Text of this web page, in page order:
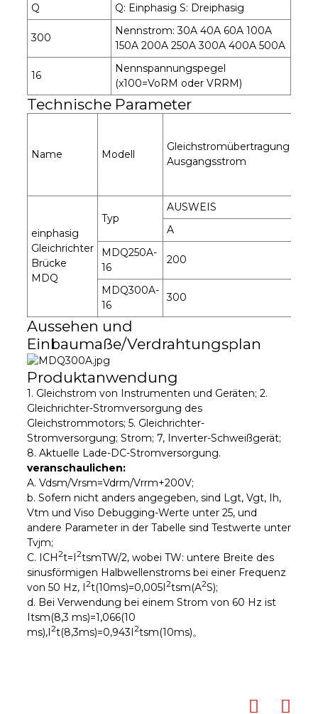
Q
Q: Einphasig S: Dreiphasig
300
Nennstrom: 30A 40A 60A 100A
150A 200A 250A 300A 400A 500A
16
Nennspannungspegel
(x100=VoRM oder VRRM)
Technische Parameter
Name Modell
Gleichstromübertragung
Ausgangsstrom
einphasig
Gleichrichter
Brücke
MDQ
Typ
AUSWEIS
A
MDQ250A-
16
200
MDQ300A-
16
300
Aussehen und
Einbaumaße/Verdrahtungsplan
Produktanwendung
1. Gleichstrom von Instrumenten und Geräten; 2.
Gleichrichter-Stromversorgung des
Gleichstrommotors; 5. Gleichrichter-
Stromversorgung; Strom; 7, Inverter-Schweißgerät;
8. Aktuelle Lade-DC-Stromversorgung.
veranschaulichen:
A. Vdsm/Vrsm=Vdrm/Vrrm+200V;
b. Sofern nicht anders angegeben, sind Lgt, Vgt, Ih,
Vtm und Viso Debugging-Werte unter 25, und
andere Parameter in der Tabelle sind Testwerte unter
Tvjm;
C. ICH2t=I2tsmTW/2, wobei TW: untere Breite des
sinusförmigen Halbwellenstroms bei einer Frequenz
von 50 Hz, I2t(10ms)=0,005I2tsm(A2S);
d. Bei Verwendung bei einem Strom von 60 Hz ist
Itsm(8,3 ms)=1,066(10
ms),I2t(8,3ms)=0,943I2tsm(10ms)。